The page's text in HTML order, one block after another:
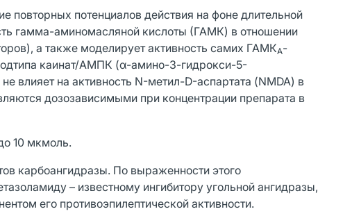
повторных потенциалов действия на фоне длительной
гамма-аминомасляной кислоты (ГАМК) в отношении
а также моделирует активность самих ГАМКА-
каинат/АМПК (α-амино-3-гидрокси-5-
влияет на активность N-метил-D-аспартата (NMDA) в
дозозависимыми при концентрации препарата в
10 мкмоль.
карбоангидразы. По выраженности этого
– известному ингибитору угольной ангидразы,
его противоэпилептической активности.